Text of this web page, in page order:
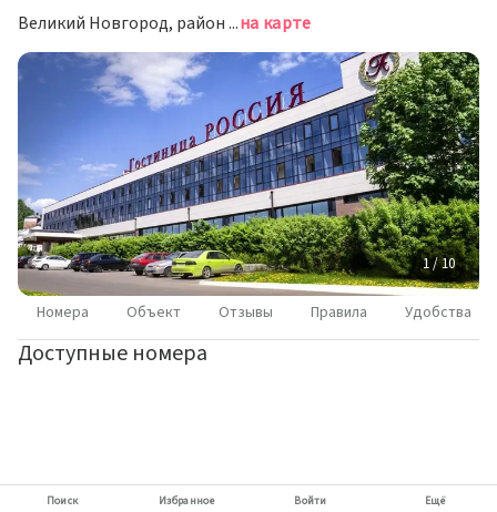
Великий Новгород, район Торговая сторона, набережная Александра Невского, 19/1на карте
1 / 10
Номера Объект Отзывы Правила Удобства
Доступные номера
Поиск Избранное Войти Ещё